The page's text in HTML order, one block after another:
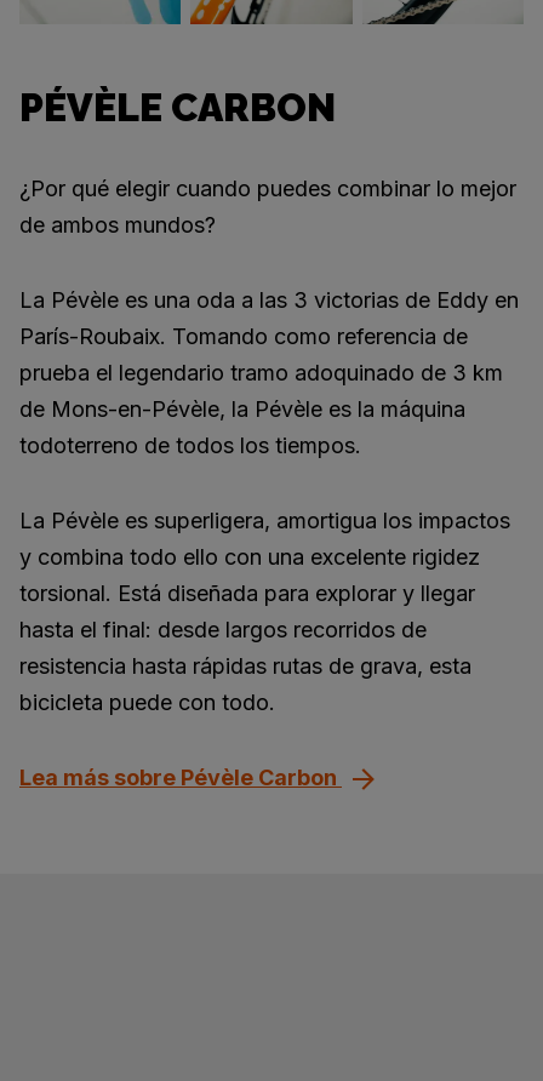
PÉVÈLE CARBON
¿Por qué elegir cuando puedes combinar lo mejor
de ambos mundos?
La Pévèle es una oda a las 3 victorias de Eddy en
París-Roubaix. Tomando como referencia de
prueba el legendario tramo adoquinado de 3 km
de Mons-en-Pévèle, la Pévèle es la máquina
todoterreno de todos los tiempos.
La Pévèle es superligera, amortigua los impactos
y combina todo ello con una excelente rigidez
torsional. Está diseñada para explorar y llegar
hasta el final: desde largos recorridos de
resistencia hasta rápidas rutas de grava, esta
bicicleta puede con todo.
Lea más sobre Pévèle Carbon